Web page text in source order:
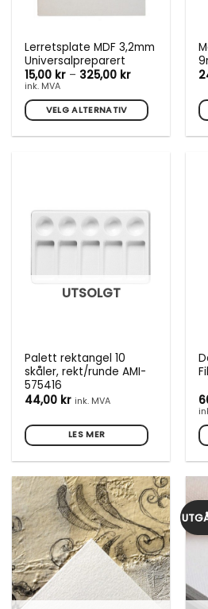
Lerretsplate MDF 3,2mm
Universalpreparert
15,00 kr – 325,00 krPrisområde:
325,00 kr
ink. MVA
VELG ALTERNATIV
Alternativene
kan
velges
produktsiden
UTSOLGT
Palett rektangel 10
skåler, rekt/runde AMI-
575416
44,00 kr ink. MVA
LES MER
på